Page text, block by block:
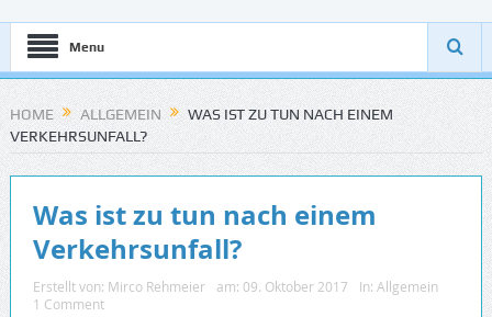
Menu
HOME ALLGEMEIN
WAS IST ZU TUN NACH EINEM
VERKEHRSUNFALL?
Was ist zu tun nach einem
Verkehrsunfall?
Erstellt von: Mirco Rehmeier am: 09. Oktober 2017 In: Allgemein
1 Comment